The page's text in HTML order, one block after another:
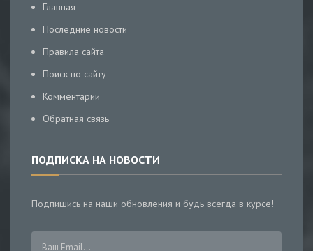
Главная
Последние новости
Правила сайта
Поиск по сайту
Комментарии
Обратная связь
ПОДПИСКА НА НОВОСТИ
Подпишись на наши обновления и будь всегда в курсе!